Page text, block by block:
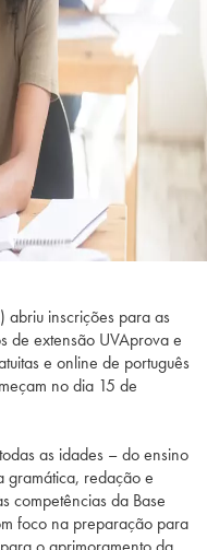
inscrições para as
de extensão UVAprova e
e online de português
no dia 15 de
as idades – do ensino
gramática, redação e
competências da Base
foco na preparação para